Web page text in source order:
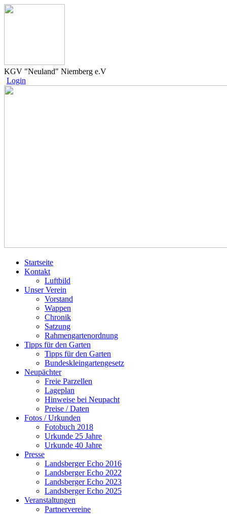
KGV "Neuland" Niemberg e.V
Login
Startseite
Kontakt
Luftbild
Unser Verein
Vorstand
Wappen
Chronik
Satzung
Rahmengartenordnung
Tipps für den Garten
Tipps für den Garten
Bundeskleingartengesetz
Neupächter
Freie Parzellen
Lageplan
Hinweise bei Neupacht
Preise / Daten
Fotos / Urkunden
Fotobuch 2018
Urkunde 25 Jahre
Urkunde 40 Jahre
Presse
Landsberger Echo 2016
Landsberger Echo 2022
Landsberger Echo 2023
Landsberger Echo 2025
Veranstaltungen
Partnervereine